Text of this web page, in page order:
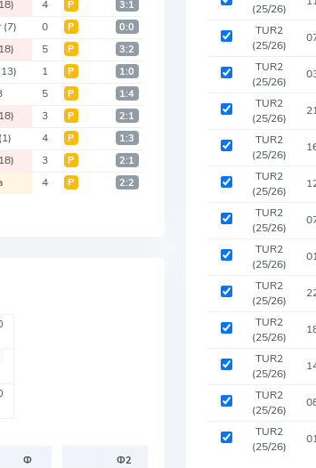
4 Р 3:1
(7) 0 Р 0:0
5 Р 3:2
1 Р 1:0
5 Р 1:4
3 Р 2:1
(1) 4 Р 1:3
3 Р 2:1
4 Р 2:2
Ф
Ф2
(25/26)
TUR2
(25/26)
TUR2
(25/26)
TUR2
(25/26)
TUR2
(25/26)
TUR2
(25/26)
TUR2
(25/26)
TUR2
(25/26)
TUR2
(25/26)
TUR2
(25/26)
TUR2
(25/26)
TUR2
(25/26)
TUR2
(25/26)